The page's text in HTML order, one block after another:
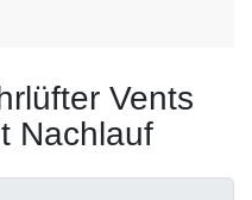
Vents
Nachlauf